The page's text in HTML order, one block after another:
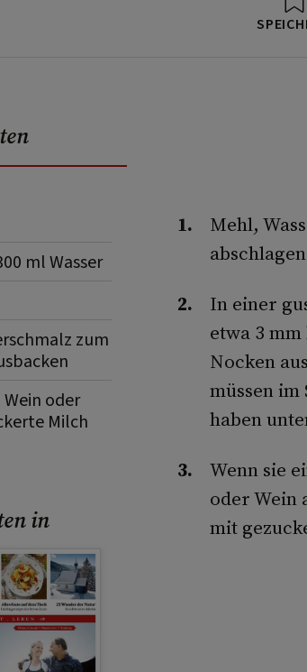
ml Wasser
zum
oder
Milch
in
Mehl,
In einer
etwa 3
Nocken
müssen
haben
Wenn sie
oder Wein
mit